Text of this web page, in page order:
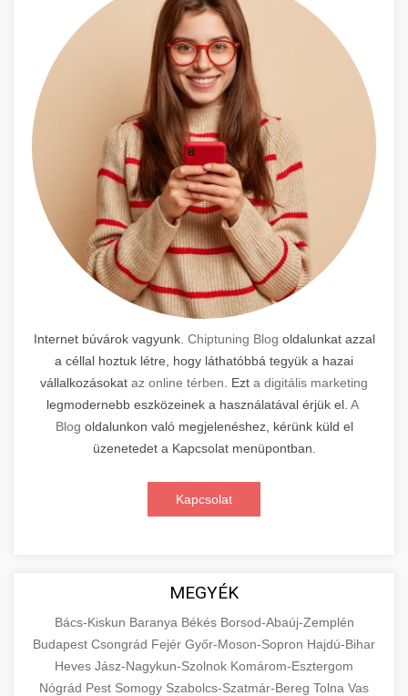
Internet búvárok vagyunk. Chiptuning Blog oldalunkat azzal
a céllal hoztuk létre, hogy láthatóbbá tegyük a hazai
vállalkozásokat az online térben . Ezt a digitális marketing
legmodernebb eszközeinek a használatával érjük el. A
Blog oldalunkon való megjelenéshez, kérünk küld el
üzenetedet a Kapcsolat menüpontban.
Kapcsolat
MEGYÉK
Bács-Kiskun Baranya Békés Borsod-Abaúj-Zemplén
Budapest Csongrád Fejér Győr-Moson-Sopron Hajdú-Bihar
Heves Jász-Nagykun-Szolnok Komárom-Esztergom
Nógrád Pest Somogy Szabolcs-Szatmár-Bereg Tolna Vas